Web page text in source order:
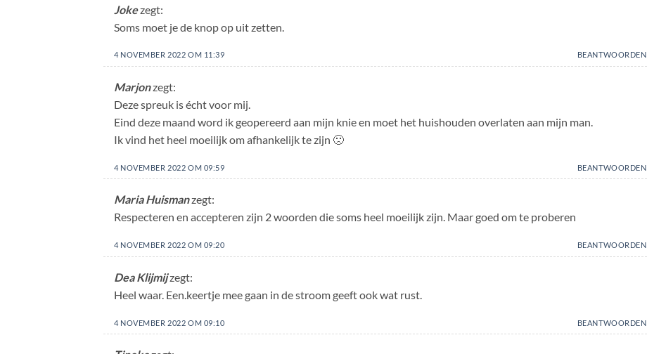
Jokezegt:
Soms moet je de knop op uit zetten.
4 NOVEMBER 2022 OM 11:39 BEANTWOORDEN
Marjonzegt:
Deze spreuk is écht voor mij.
Eind deze maand word ik geopereerd aan mijn knie en moet het huishouden overlaten aan mijn man.
Ik vind het heel moeilijk om afhankelijk te zijn 🙁
4 NOVEMBER 2022 OM 09:59 BEANTWOORDEN
Maria Huismanzegt:
Respecteren en accepteren zijn 2 woorden die soms heel moeilijk zijn. Maar goed om te proberen
4 NOVEMBER 2022 OM 09:20 BEANTWOORDEN
Dea Klijmijzegt:
Heel waar. Een.keertje mee gaan in de stroom geeft ook wat rust.
4 NOVEMBER 2022 OM 09:10 BEANTWOORDEN